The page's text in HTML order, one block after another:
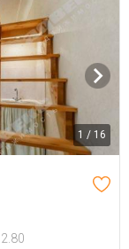
1 / 16